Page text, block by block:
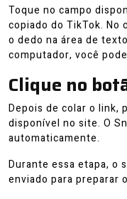
Toque no campo
copiado do TikTok. No
o dedo na área de
computador, você
Clique no
Depois de colar o link,
disponível no site. O
automaticamente.
Durante essa etapa, o
enviado para preparar